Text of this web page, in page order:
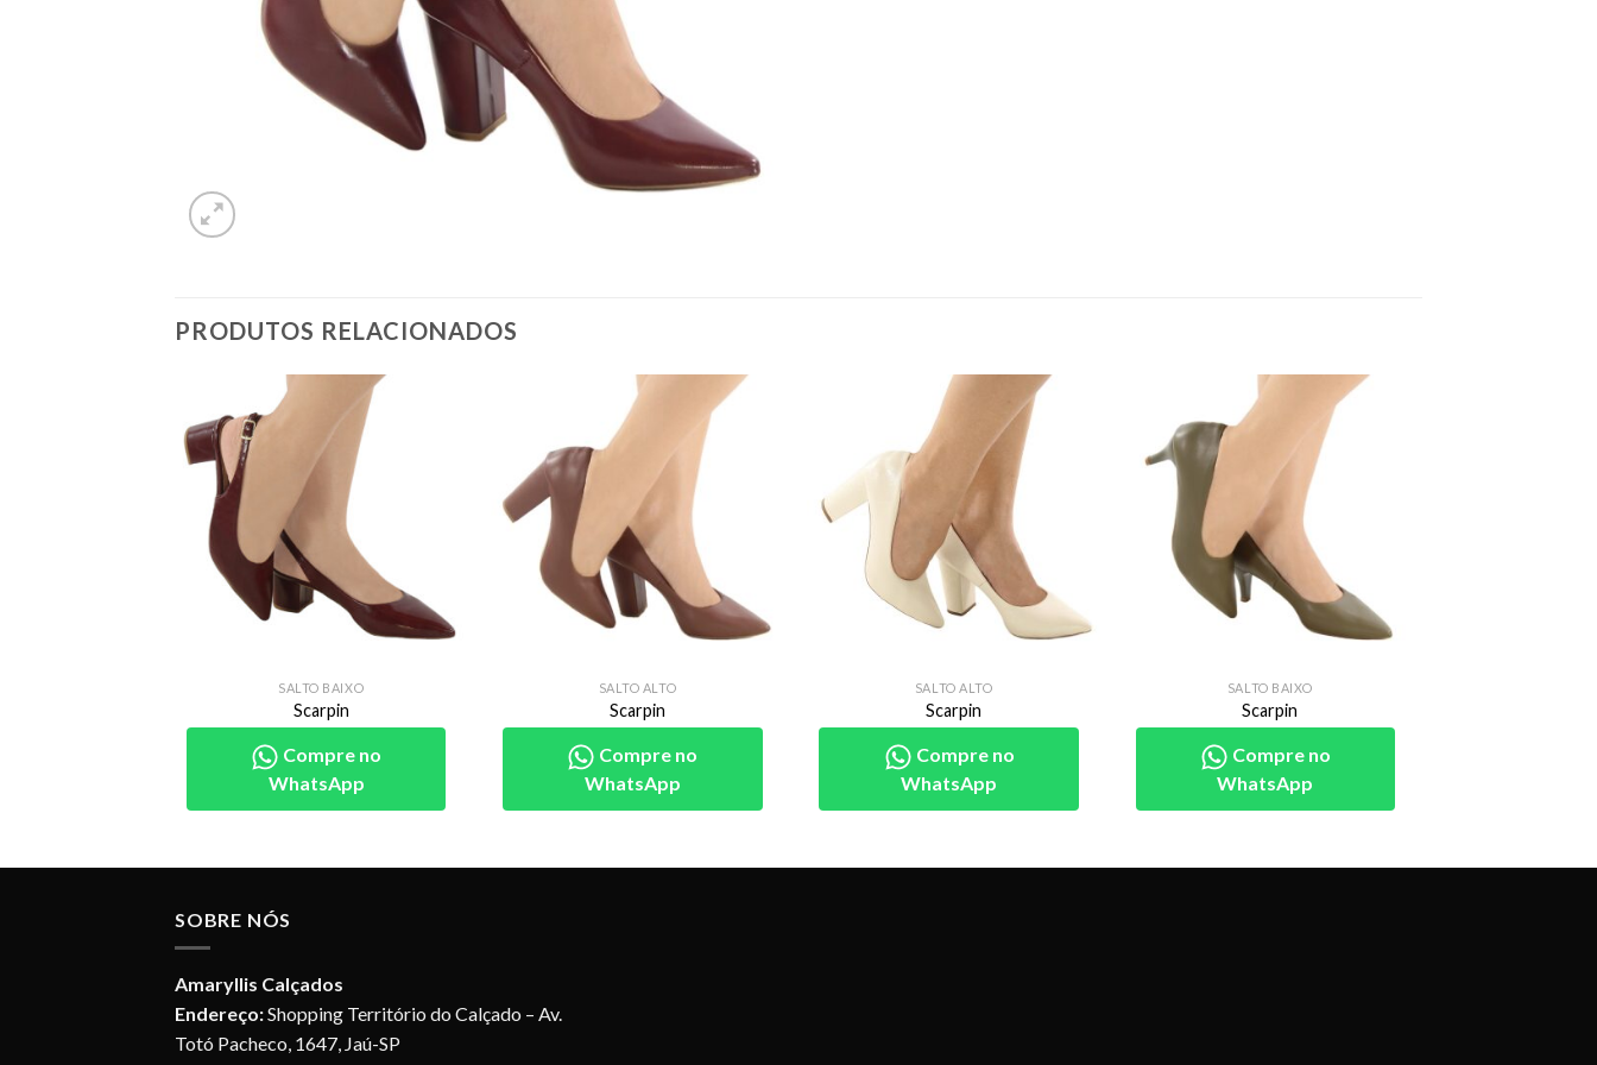
PRODUTOS RELACIONADOS
SALTO BAIXO
Scarpin
Compre no
WhatsApp
SALTO ALTO
Scarpin
Compre no
WhatsApp
SALTO ALTO
Scarpin
Compre no
WhatsApp
SALTO BAIXO
Scarpin
Compre no
WhatsApp
SOBRE NÓS
Amaryllis Calçados
Endereço:Shopping Território do Calçado – Av.
Totó Pacheco, 1647, Jaú-SP